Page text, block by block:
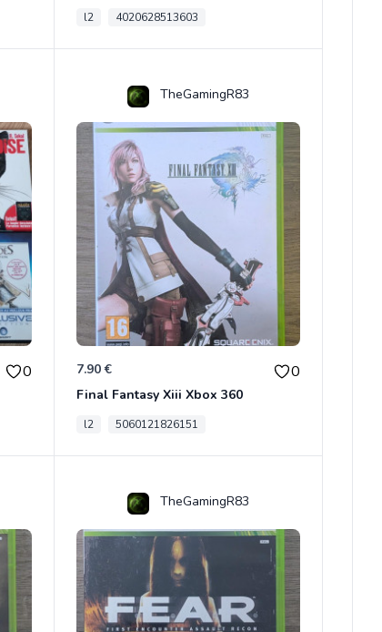
l2 4020628513603
0
TheGamingR83
7.90 € 0
Final Fantasy Xiii Xbox 360
l2 5060121826151
TheGamingR83